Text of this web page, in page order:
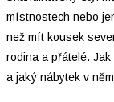
místnostech nebo
než mít kousek
rodina a přátelé.
a jaký nábytek v